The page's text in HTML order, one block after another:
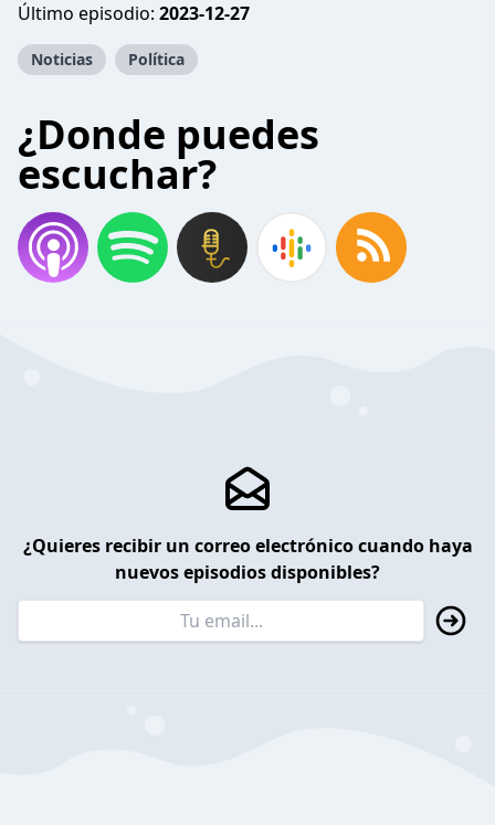
Último episodio: 2023-12-27
Noticias Política
¿Donde puedes
escuchar?
¿Quieres recibir un correo electrónico cuando haya
nuevos episodios disponibles?